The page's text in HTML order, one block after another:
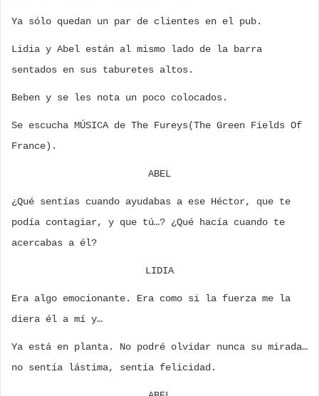
Ya sólo quedan un par de clientes en el pub.
Lidia y Abel están al mismo lado de la barra
sentados en sus taburetes altos.
Beben y se les nota un poco colocados.
Se escucha MÚSICA de The Fureys(The Green Fields Of
France).
ABEL
¿Qué sentías cuando ayudabas a ese Héctor, que te
podía contagiar, y que tú…? ¿Qué hacía cuando te
acercabas a él?
LIDIA
Era algo emocionante. Era como si la fuerza me la
diera él a mí y…
Ya está en planta. No podré olvidar nunca su mirada…
no sentía lástima, sentía felicidad.